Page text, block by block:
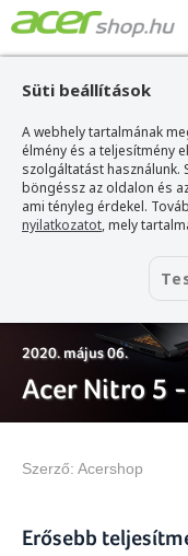
Süti beállítások
A webhely tartalmának
élmény és a teljesítmény
szolgáltatást használunk.
böngéssz az oldalon és
ami tényleg érdekel.
nyilatkozatot, mely
Acer webshop>Hírek>
2020. május 06.
Acer Nitro 5
Szerző: Acershop
Erősebb